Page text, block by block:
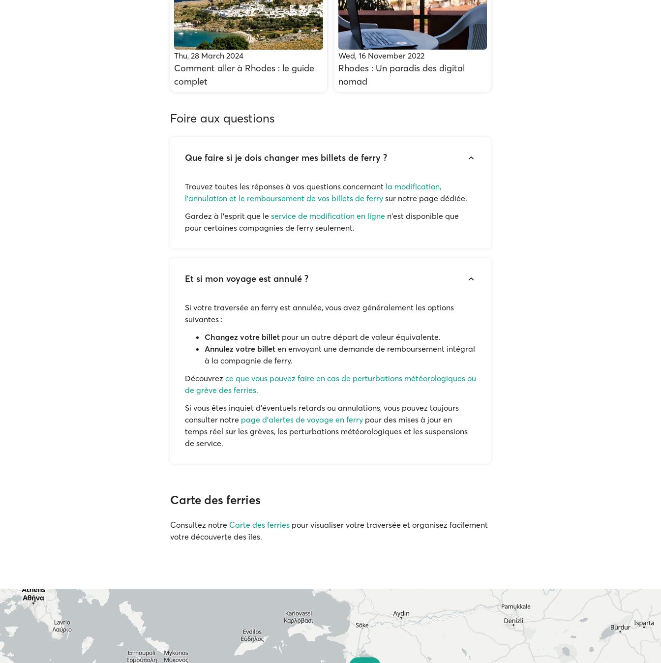
Thu, 28 March 2024
Comment aller à Rhodes : le guide
complet
Wed, 16 November 2022
Rhodes : Un paradis des digital
nomad
Foire aux questions
Que faire si je dois changer mes billets de ferry ?
Trouvez toutes les réponses à vos questions concernant la modification,
l'annulation et le remboursement de vos billets de ferry sur notre page dédiée.
Gardez à l'esprit que le service de modification en ligne n'est disponible que
pour certaines compagnies de ferry seulement.
Et si mon voyage est annulé ?
Si votre traversée en ferry est annulée, vous avez généralement les options
suivantes :
Changez votre billet pour un autre départ de valeur équivalente.
Annulez votre billet en envoyant une demande de remboursement intégral
à la compagnie de ferry.
Découvrez ce que vous pouvez faire en cas de perturbations météorologiques ou
de grève des ferries.
Si vous êtes inquiet d'éventuels retards ou annulations, vous pouvez toujours
consulter notre page d'alertes de voyage en ferry pour des mises à jour en
temps réel sur les grèves, les perturbations météorologiques et les suspensions
de service.
Carte des ferries
Consultez notre Carte des ferries pour visualiser votre traversée et organisez facilement
votre découverte des îles.